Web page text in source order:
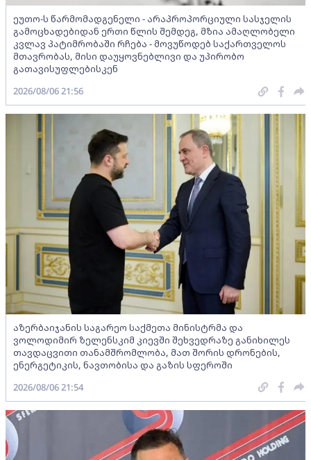
ეუთო-ს წარმომადგენელი - არაპროპორციული სასჯელის
გამოცხადებიდან ერთი წლის შემდეგ, მზია ამაღლობელი
კვლავ პატიმრობაში რჩება - მოვუწოდებ საქართველოს
მთავრობას, მისი დაუყოვნებლივი და უპირობო
გათავისუფლებისკენ
2026/08/06 21:56
აზერბაიჯანის საგარეო საქმეთა მინისტრმა და
ვოლოდიმირ ზელენსკიმ კიევში შეხვედრაზე განიხილეს
თავდაცვითი თანამშრომლობა, მათ შორის დრონების,
ენერგეტიკის, ნავთობისა და გაზის სფეროში
2026/08/06 21:54